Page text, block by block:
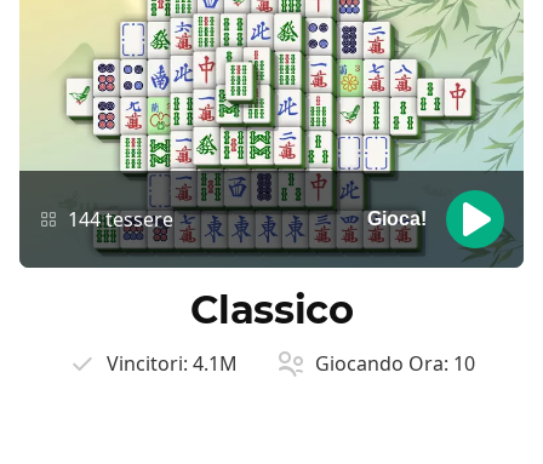
144 tessere Gioca!
Classico
Vincitori: 4.1M Giocando Ora: 10